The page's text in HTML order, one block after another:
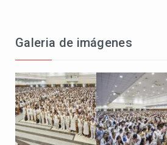
Galeria de imágenes